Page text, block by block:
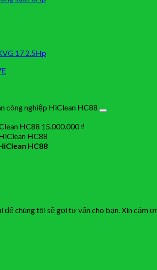
công nghiệp HiClean HC88
HC88 15.000.000₫
HC88
để chúng tôi sẽ gọi tư vấn cho bạn. Xin cảm